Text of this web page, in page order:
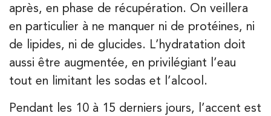
après, en phase de récupération. On veillera
en particulier à ne manquer ni de protéines, ni
de lipides, ni de glucides. L’hydratation doit
aussi être augmentée, en privilégiant l’eau
tout en limitant les sodas et l’alcool.
Pendant les 10 à 15 derniers jours, l’accent est